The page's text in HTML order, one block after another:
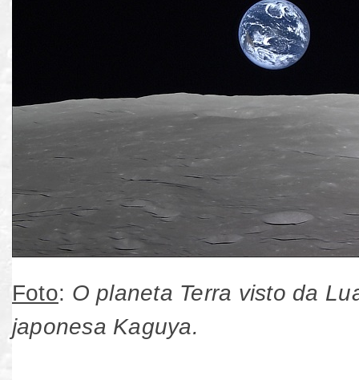
Foto: O planeta Terra visto da
japonesa Kaguya.